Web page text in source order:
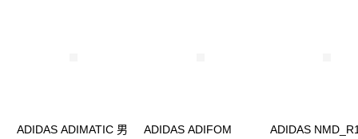
ADIDAS ADIMATIC 男
ADIDAS ADIFOM
ADIDAS